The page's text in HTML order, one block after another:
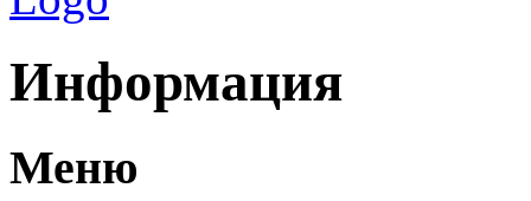
Информация
Меню